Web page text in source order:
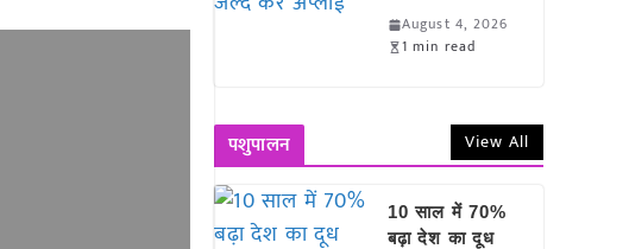
August 4, 2026
1 min read
पशुपालन View All
10 साल में 70%
बढ़ा देश का दूध